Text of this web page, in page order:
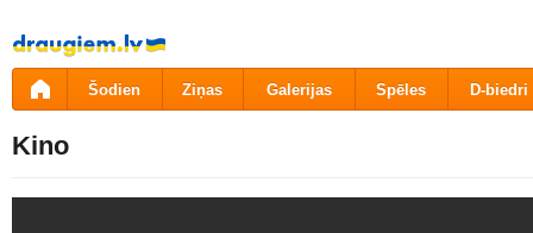
Pāriet
uz
saturu
Šodien Ziņas Galerijas Spēles D-biedri
Kino